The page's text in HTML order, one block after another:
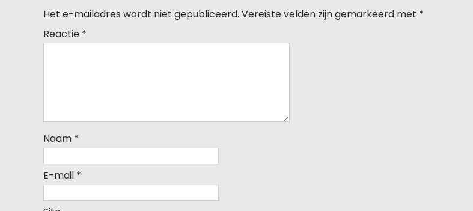
Het e-mailadres wordt niet gepubliceerd. Vereiste velden zijn gemarkeerd met *
Reactie *
Naam *
E-mail *